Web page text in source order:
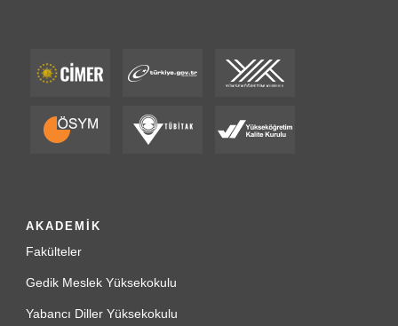
AKADEMİK
Fakülteler
Gedik Meslek Yüksekokulu
Yabancı Diller Yüksekokulu